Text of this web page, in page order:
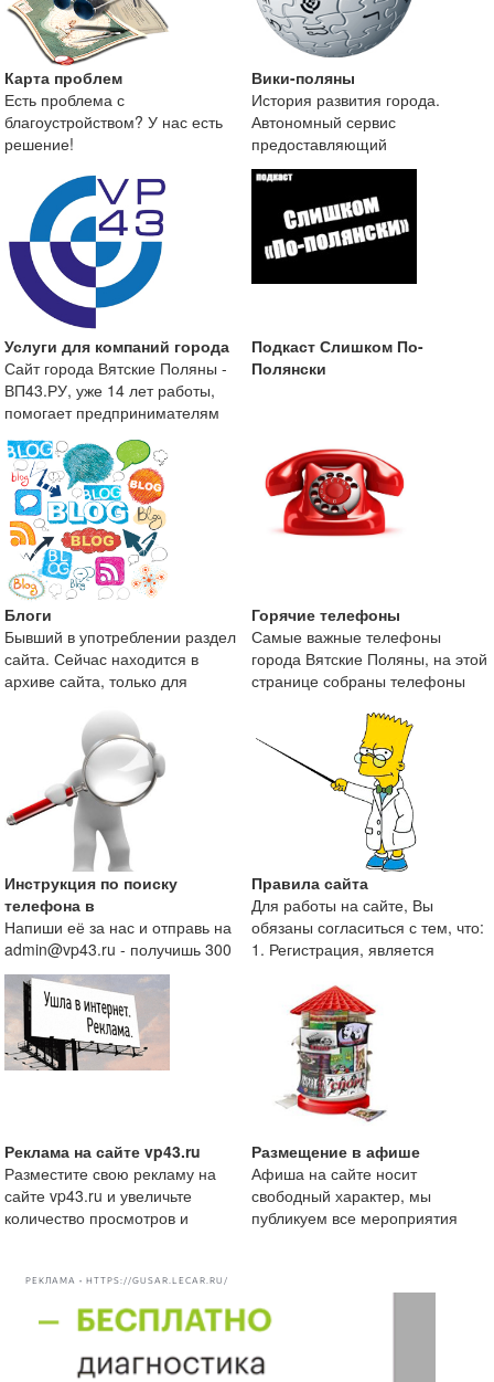
Карта проблем
Есть проблема с
благоустройством? У нас есть
решение!
Вики-поляны
История развития города.
Автономный сервис
предоставляющий
краеведческую информацию о
городе Вятские
Услуги для компаний города
Сайт города Вятские Поляны -
ВП43.РУ, уже 14 лет работы,
помогает предпринимателям
Подкаст Слишком По-
Полянски
Блоги
Бывший в употреблении раздел
сайта. Сейчас находится в
архиве сайта, только для
Горячие телефоны
Самые важные телефоны
города Вятские Поляны, на этой
странице собраны телефоны
Инструкция по поиску
телефона в
Напиши её за нас и отправь на
admin@vp43.ru - получишь 300
рублей.
Правила сайта
Для работы на сайте, Вы
обязаны согласиться с тем, что:
1. Регистрация, является
Реклама на сайте vp43.ru
Разместите свою рекламу на
сайте vp43.ru и увеличьте
количество просмотров и
Размещение в афише
Афиша на сайте носит
свободный характер, мы
публикуем все мероприятия
РЕКЛАМА • HTTPS://GUSAR.LECAR.RU/